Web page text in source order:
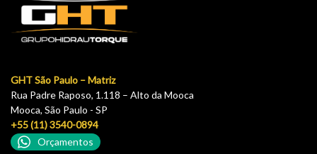
GHT São Paulo – Matriz
Rua Padre Raposo, 1.118 – Alto da Mooca
Mooca, São Paulo - SP
+55 (11) 3540-0894
Orçamentos